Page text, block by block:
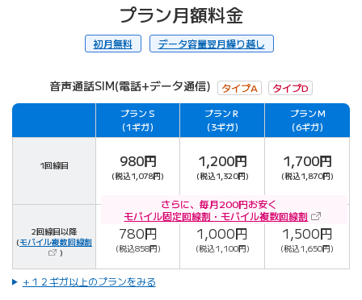
プラン月額料金
初月無料 データ容量翌月繰り越し
音声通話SIM(電話+データ通信) タイプA タイプD
プランＳ
（1ギガ）
プランＲ
（3ギガ）
プランＭ
（6ギガ）
1回線目 980円
(税込1,078円)
1,200円
(税込1,320円)
1,700円
(税込1,870円)
さらに、毎月200円お安く
モバイル固定回線割・モバイル複数回線割 （新しいタ
2回線目以降
(モバイル複数回線割 （新しいタブで開きます）
)
780円
(税込858円)
1,000円
(税込1,100円)
1,500円
(税込1,650円)
+１２ギガ以上のプランをみる